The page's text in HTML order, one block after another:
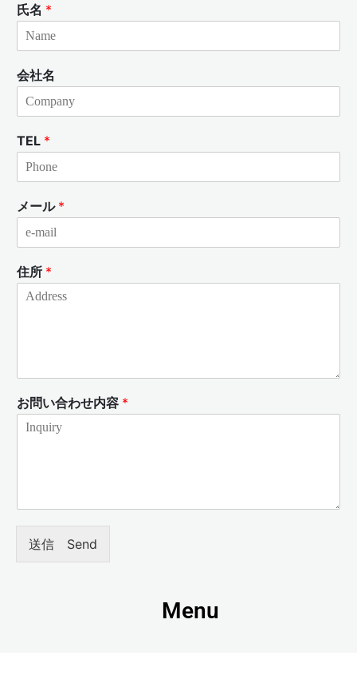
氏名 *
会社名
TEL *
メール *
住所 *
お問い合わせ内容 *
送信 Send
Menu